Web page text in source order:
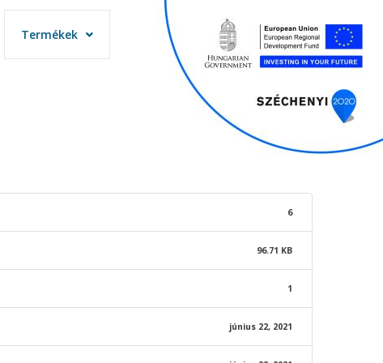
Termékek
Termékek
6
96.71 KB
1
június 22, 2021